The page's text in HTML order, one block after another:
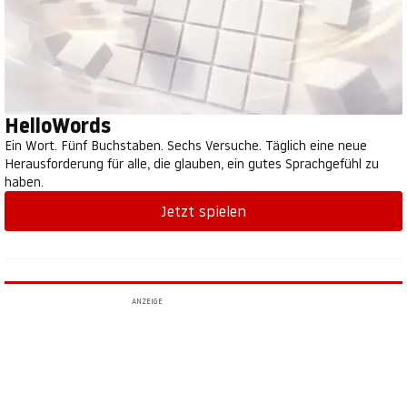
HelloWords
Ein Wort. Fünf Buchstaben. Sechs Versuche. Täglich eine neue
Herausforderung für alle, die glauben, ein gutes Sprachgefühl zu
haben.
Jetzt spielen
ANZEIGE